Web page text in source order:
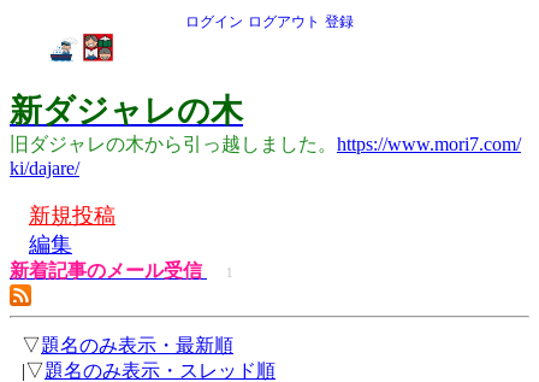
ログイン ログアウト 登録
新ダジャレの木
旧ダジャレの木から引っ越しました。 https://www.mori7.com/
ki/dajare/
新規投稿
編集
新着記事のメール受信 1
▽題名のみ表示・最新順
|▽題名のみ表示・スレッド順